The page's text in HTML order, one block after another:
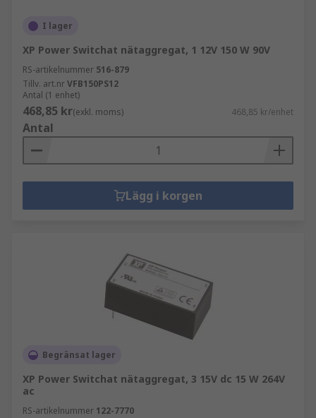
I lager
XP Power Switchat nätaggregat, 1 12V 150 W 90V
RS-artikelnummer 516-879
Tillv. art.nrVFB150PS12
Antal (1 enhet)
468,85 kr(exkl. moms) 468,85 kr/enhet
Antal
Lägg i korgen
Begränsat lager
XP Power Switchat nätaggregat, 3 15V dc 15 W 264V
ac
RS-artikelnummer 122-7770